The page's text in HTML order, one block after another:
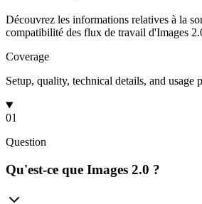
Découvrez les informations relatives à la
compatibilité des flux de travail d'Images
Coverage
Setup, quality, technical details, and usage
01
Question
Qu'est-ce que Images 2.0 ?